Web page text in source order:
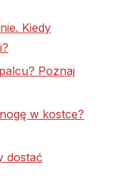
Kiedy
Poznaj
w kostce?
dostać